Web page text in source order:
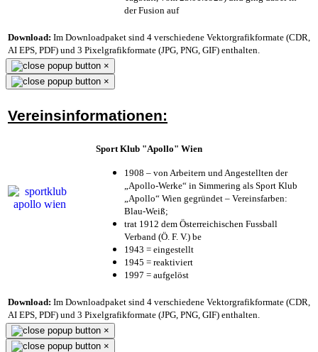
der Fusion auf
Download: Im Downloadpaket sind 4 verschiedene Vektorgrafikformate (CDR,
AI EPS, PDF) und 3 Pixelgrafikformate (JPG, PNG, GIF) enthalten.
×
×
Vereinsinformationen:
Sport Klub "Apollo" Wien
1908 – von Arbeitern und Angestellten der
„Apollo-Werke“ in Simmering als Sport Klub
„Apollo“ Wien gegründet – Vereinsfarben:
Blau-Weiß;
trat 1912 dem Österreichischen Fussball
Verband (Ö. F. V.) be
1943 = eingestellt
1945 = reaktiviert
1997 = aufgelöst
Download: Im Downloadpaket sind 4 verschiedene Vektorgrafikformate (CDR,
AI EPS, PDF) und 3 Pixelgrafikformate (JPG, PNG, GIF) enthalten.
×
×